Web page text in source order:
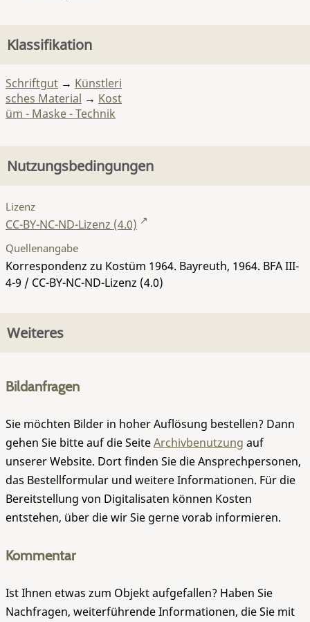
Klassifikation
Schriftgut → Künstleri
sches Material → Kost
üm - Maske - Technik
Nutzungsbedingungen
Lizenz
CC-BY-NC-ND-Lizenz (4.0)
Quellenangabe
Korrespondenz zu Kostüm 1964. Bayreuth, 1964. BFA III-
4-9 / CC-BY-NC-ND-Lizenz (4.0)
Weiteres
Bildanfragen
Sie möchten Bilder in hoher Auflösung bestellen? Dann
gehen Sie bitte auf die SeiteArchivbenutzung auf
unserer Website. Dort finden Sie die Ansprechpersonen,
das Bestellformular und weitere Informationen. Für die
Bereitstellung von Digitalisaten können Kosten
entstehen, über die wir Sie gerne vorab informieren.
Kommentar
Ist Ihnen etwas zum Objekt aufgefallen? Haben Sie
Nachfragen, weiterführende Informationen, die Sie mit